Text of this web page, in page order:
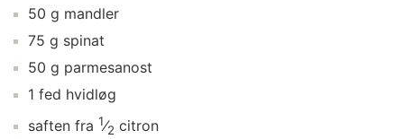
50 g mandler
75 g spinat
50 g parmesanost
1 fed hvidløg
saften fra 1⁄2 citron